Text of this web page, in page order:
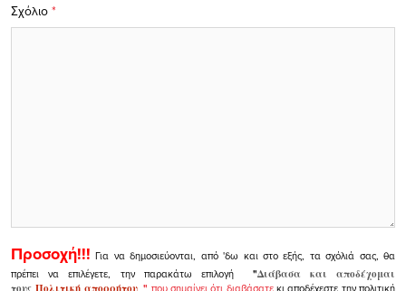
Σχόλιο *
Προσοχή!!! Για να δημοσιεύονται, από 'δω και στο εξής, τα σχόλιά σας, θα
πρέπει να επιλέγετε, την παρακάτω επιλογή
"Διάβασα και αποδέχομαι
τουςΠολιτική απορρήτου" που σημαίνει ότι διαβάσατεκι αποδέχεστε την πολιτική